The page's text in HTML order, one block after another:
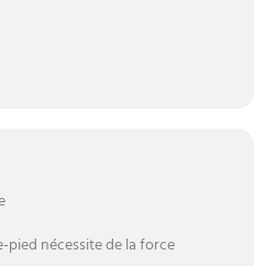
pied nécessite de la force